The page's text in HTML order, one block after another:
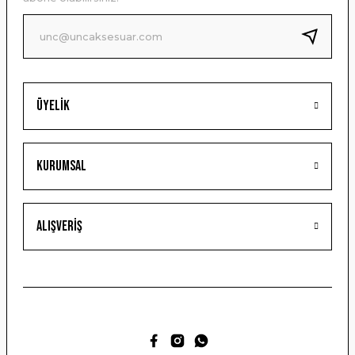
Ürün fiyatı diğer sitelerden daha pahalı.
Bu ürüne benzer farklı alternatifler olmalı.
Gönder
Üyelik
Kurumsal
Alışveriş